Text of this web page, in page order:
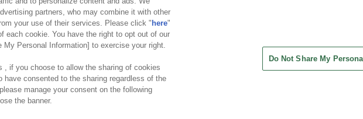
について カスタマーハラスメント対応方針
partners, who may combine it with other
your use of their services. Please click " here"
each cookie. You have the right to opt out of our
Personal Information] to exercise your right.
, if you choose to allow the sharing of cookies
have consented to the sharing regardless of the
manage your consent on the following
the banner.
Do Not Share My